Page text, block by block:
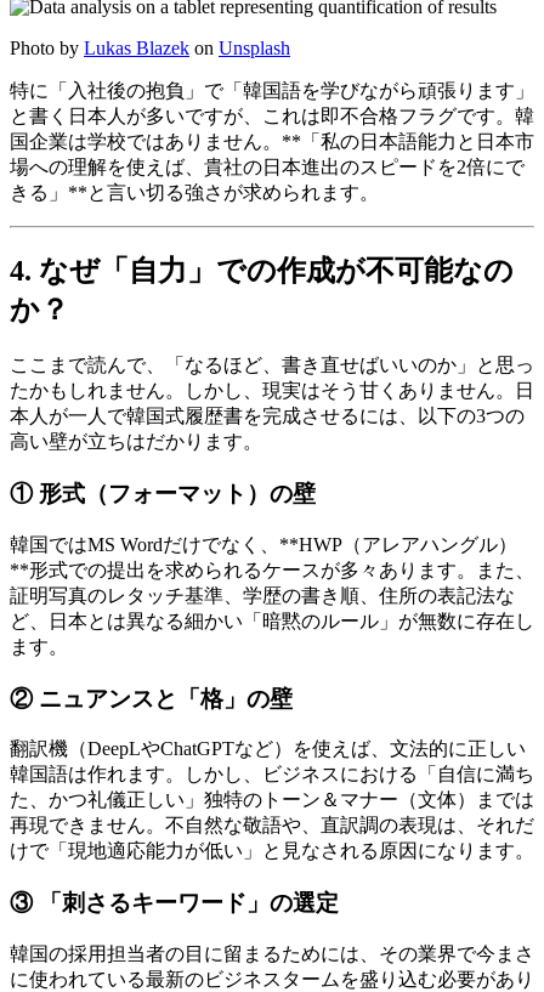
Photo by Lukas Blazek on Unsplash
特に「入社後の抱負」で「韓国語を学びながら頑張ります」
と書く日本人が多いですが、これは即不合格フラグです。韓
国企業は学校ではありません。**「私の日本語能力と日本市
場への理解を使えば、貴社の日本進出のスピードを2倍にで
きる」**と言い切る強さが求められます。
4. なぜ「自力」での作成が不可能なの
か？
ここまで読んで、「なるほど、書き直せばいいのか」と思っ
たかもしれません。しかし、現実はそう甘くありません。日
本人が一人で韓国式履歴書を完成させるには、以下の3つの
高い壁が立ちはだかります。
① 形式（フォーマット）の壁
韓国ではMS Wordだけでなく、​**HWP（アレアハングル）
**形式での提出を求められるケースが多々あります。また、
証明写真のレタッチ基準、学歴の書き順、住所の表記法な
ど、日本とは異なる細かい「暗黙のルール」が無数に存在し
ます。
② ニュアンスと「格」の壁
翻訳機（DeepLやChatGPTなど）を使えば、文法的に正しい
韓国語は作れます。しかし、ビジネスにおける「自信に満ち
た、かつ礼儀正しい」独特のトーン＆マナー（文体）までは
再現できません。不自然な敬語や、直訳調の表現は、それだ
けで「現地適応能力が低い」と見なされる原因になります。
③ 「刺さるキーワード」の選定
韓国の採用担当者の目に留まるためには、その業界で今まさ
に使われている最新のビジネスタームを盛り込む必要があり